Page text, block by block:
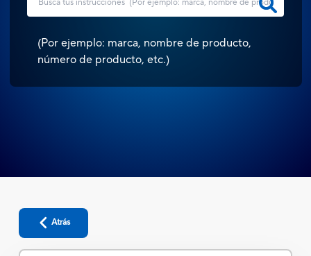
(Por ejemplo: marca, nombre de producto,
número de producto, etc.)
Atrás